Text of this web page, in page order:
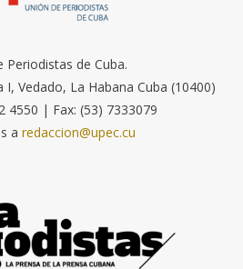
Periodistas de Cuba.
I, Vedado, La Habana Cuba (10400)
4550 | Fax: (53) 7333079
a redaccion@upec.cu